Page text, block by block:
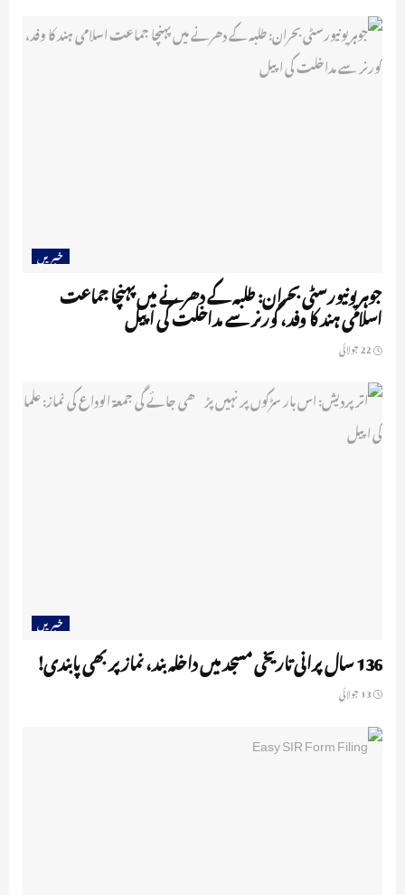
خبریں
جوہر یونیورسٹی بحران: طلبہ کے دھرنے میں پہنچا جماعت
اسلامی ہند کا وفد، گورنر سے مداخلت کی اپیل
خبریں
136 سال پرانی تاریخی مسجد میں داخلہ بند، نماز پر بھی پابندی!